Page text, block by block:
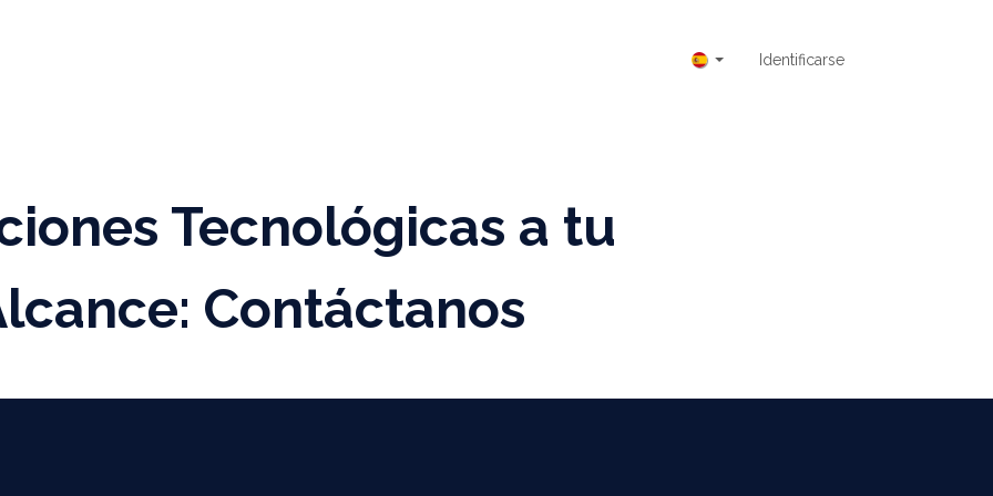
Cursos QS ODOO
Identificarse
Tecnológicas a tu
Contáctanos